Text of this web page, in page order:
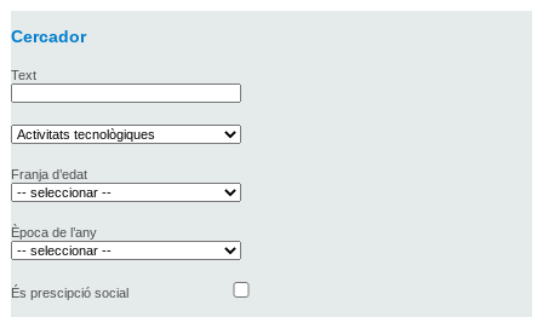
Cercador
Text
Franja d’edat
Època de l’any
És prescipció social